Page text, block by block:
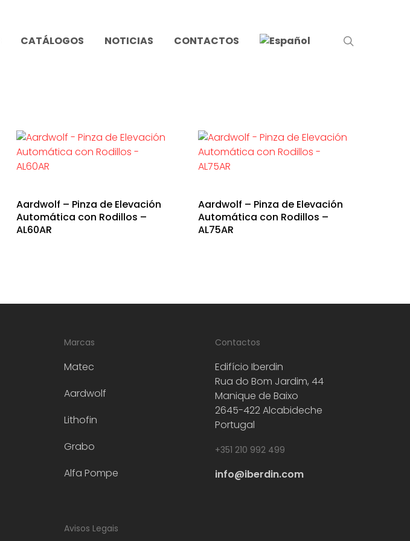
CATÁLOGOS NOTICIAS CONTACTOS
Aardwolf – Pinza de Elevación
Automática con Rodillos –
AL60AR
Aardwolf – Pinza de Elevación
Automática con Rodillos –
AL75AR
Marcas
Matec
Aardwolf
Lithofin
Grabo
Alfa Pompe
Avisos Legais
Contactos
Edifício Iberdin
Rua do Bom Jardim, 44
Manique de Baixo
2645-422 Alcabideche
Portugal
+351 210 992 499
info@iberdin.com